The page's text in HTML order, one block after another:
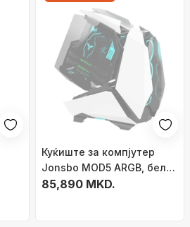
Куќиште за компјутер
Jonsbo MOD5 ARGB, бела
боја
85,890 MKD.